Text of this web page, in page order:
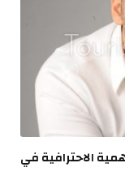
الاحترافية في